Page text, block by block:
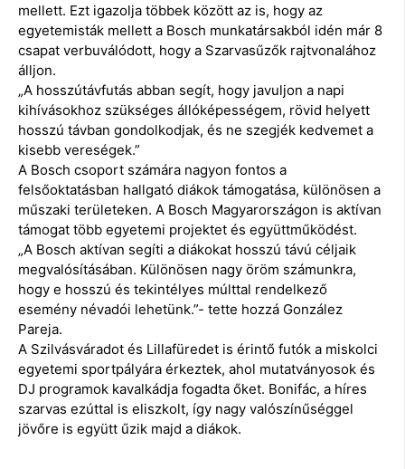
mellett. Ezt igazolja többek között az is, hogy az
egyetemisták mellett a Bosch munkatársakból idén már 8
csapat verbuválódott, hogy a Szarvasűzők rajtvonalához
álljon.
„A hosszútávfutás abban segít, hogy javuljon a napi
kihívásokhoz szükséges állóképességem, rövid helyett
hosszú távban gondolkodjak, és ne szegjék kedvemet a
kisebb vereségek.”
A Bosch csoport számára nagyon fontos a
felsőoktatásban hallgató diákok támogatása, különösen a
műszaki területeken. A Bosch Magyarországon is aktívan
támogat több egyetemi projektet és együttműködést.
„A Bosch aktívan segíti a diákokat hosszú távú céljaik
megvalósításában. Különösen nagy öröm számunkra,
hogy e hosszú és tekintélyes múlttal rendelkező
esemény névadói lehetünk.”- tette hozzá González
Pareja.
A Szilvásváradot és Lillafüredet is érintő futók a miskolci
egyetemi sportpályára érkeztek, ahol mutatványosok és
DJ programok kavalkádja fogadta őket. Bonifác, a híres
szarvas ezúttal is eliszkolt, így nagy valószínűséggel
jövőre is együtt űzik majd a diákok.